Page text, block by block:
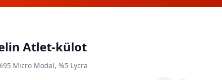
Atlet-külot
Micro Modal, %5 Lycra